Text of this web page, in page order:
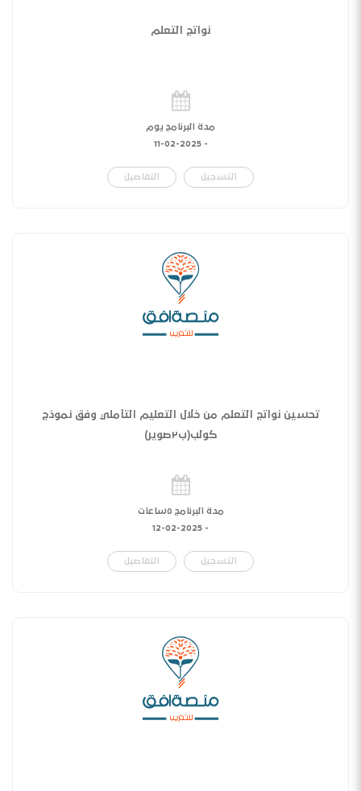
نواتج التعلم
مدة البرنامج يوم
-
11-02-2025
التسجيل التفاصيل
تحسين نواتج التعلم من خلال التعليم التأملي وفق نموذج
كولب(ب٢صوير)
مدة البرنامج ٥ساعات
-
12-02-2025
التسجيل التفاصيل